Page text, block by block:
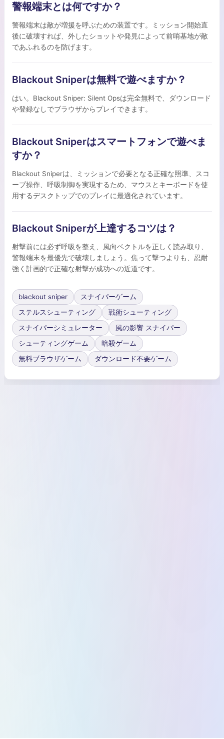
警報端末とは何ですか？
警報端末は敵が増援を呼ぶための装置です。ミッション開始直
後に破壊すれば、外したショットや発見によって前哨基地が敵
であふれるのを防げます。
Blackout Sniperは無料で遊べますか？
はい。Blackout Sniper: Silent Opsは完全無料で、ダウンロード
や登録なしでブラウザからプレイできます。
Blackout Sniperはスマートフォンで遊べま
すか？
Blackout Sniperは、ミッションで必要となる正確な照準、スコ
ープ操作、呼吸制御を実現するため、マウスとキーボードを使
用するデスクトップでのプレイに最適化されています。
Blackout Sniperが上達するコツは？
射撃前には必ず呼吸を整え、風向ベクトルを正しく読み取り、
警報端末を最優先で破壊しましょう。焦って撃つよりも、忍耐
強く計画的で正確な射撃が成功への近道です。
blackout sniper
スナイパーゲーム
ステルスシューティング
戦術シューティング
スナイパーシミュレーター
風の影響 スナイパー
シューティングゲーム
暗殺ゲーム
無料ブラウザゲーム
ダウンロード不要ゲーム